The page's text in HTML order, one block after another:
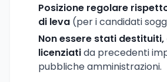
Posizione regolare
di leva (per i candidati
Non essere stati
licenziatida precedenti
pubbliche amministrazioni.